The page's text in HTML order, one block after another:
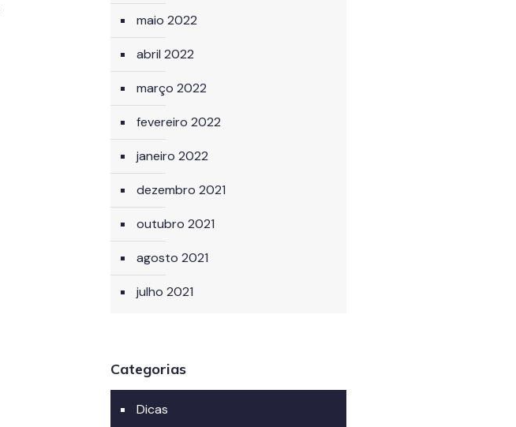
maio 2022
abril 2022
março 2022
fevereiro 2022
janeiro 2022
dezembro 2021
outubro 2021
agosto 2021
julho 2021
Categorias
Dicas